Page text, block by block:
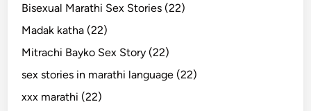
Bisexual Marathi Sex Stories (22)
Madak katha (22)
Mitrachi Bayko Sex Story (22)
sex stories in marathi language (22)
xxx marathi (22)